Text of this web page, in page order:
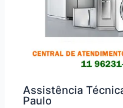
Assistência
Paulo